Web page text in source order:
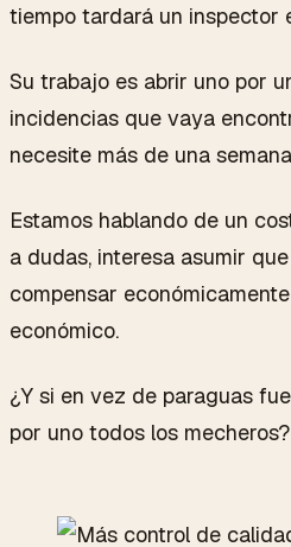
tiempo tardará un inspector
Su trabajo es abrir uno por
incidencias que vaya
necesite más de una
Estamos hablando de un
a dudas, interesa asumir
compensar
económico.
¿Y si en vez de paraguas
por uno todos los